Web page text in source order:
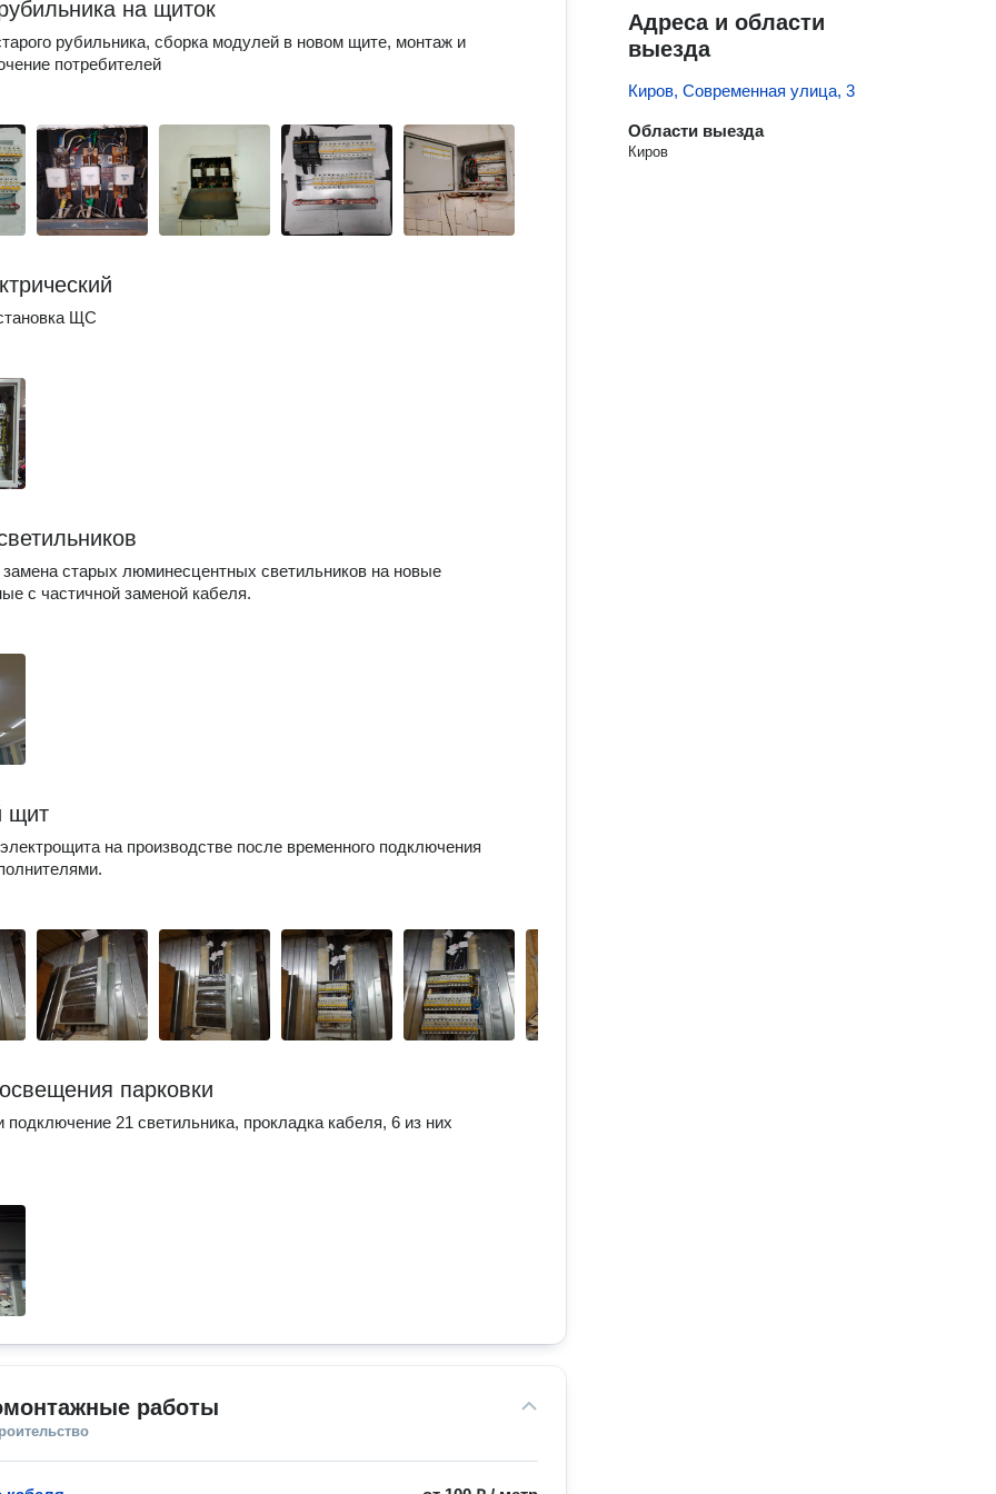
на щиток
рубильника, сборка модулей в новом щите, монтаж и
потребителей
ЩС
старых люминесцентных светильников на новые
с частичной заменой кабеля.
щит
на производстве после временного подключения
парковки
подключение 21 светильника, прокладка кабеля, 6 из них
работы
Адреса и области
выезда
Киров, Современная улица, 3
Области выезда
Киров